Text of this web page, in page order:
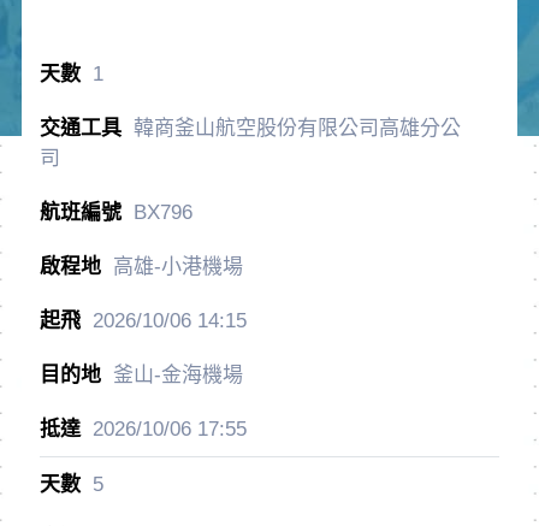
1
韓商釜山航空股份有限公司高雄分公
司
BX796
高雄-小港機場
2026/10/0614:15
釜山-金海機場
2026/10/0617:55
5